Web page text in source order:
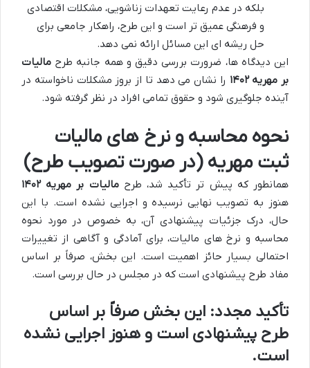
بلکه در عدم رعایت تعهدات زناشویی، مشکلات اقتصادی
و فرهنگی عمیق تر است و این طرح، راهکار جامعی برای
حل ریشه ای این مسائل ارائه نمی دهد.
این دیدگاه ها، ضرورت بررسی دقیق و همه جانبه طرح مالیات
بر مهریه ۱۴۰۲
را نشان می دهد تا از بروز مشکلات ناخواسته در
آینده جلوگیری شود و حقوق تمامی افراد در نظر گرفته شود.
نحوه محاسبه و نرخ های مالیات
ثبت مهریه (در صورت تصویب طرح)
همانطور که پیش تر تأکید شد، طرحمالیات بر مهریه ۱۴۰۲
هنوز به تصویب نهایی نرسیده و اجرایی نشده است. با این
حال، درک جزئیات پیشنهادی آن، به خصوص در مورد نحوه
محاسبه و نرخ های مالیات، برای آمادگی و آگاهی از تغییرات
احتمالی بسیار حائز اهمیت است. این بخش، صرفاً بر اساس
مفاد طرح پیشنهادی است که در مجلس در حال بررسی است.
تأکید مجدد: این بخش صرفاً بر اساس
طرح پیشنهادی است و هنوز اجرایی نشده
است.